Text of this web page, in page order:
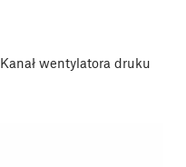
Kanał wentylatora druku